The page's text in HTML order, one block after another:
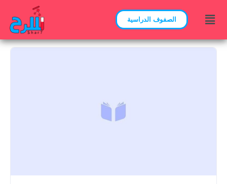
الصفوف الدراسية